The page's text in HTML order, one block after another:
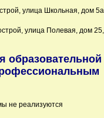
улица Школьная, дом 5а,
улица Полевая, дом 25,
образовательной
не реализуются